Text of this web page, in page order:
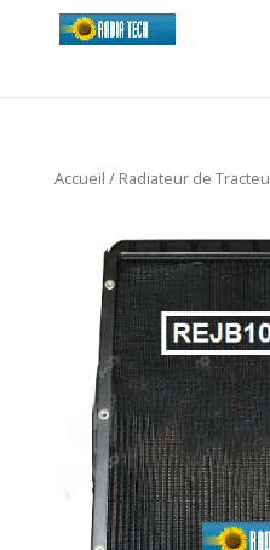
Accueil / Radiateur de